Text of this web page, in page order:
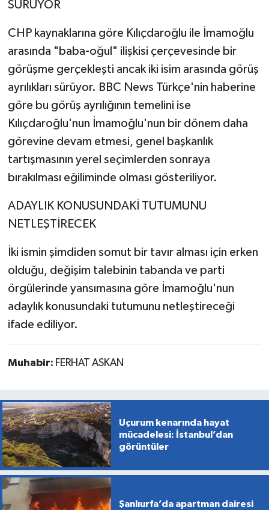
SÜRÜYOR
CHP kaynaklarına göre Kılıçdaroğlu ile İmamoğlu
arasında "baba-oğul" ilişkisi çerçevesinde bir
görüşme gerçekleşti ancak iki isim arasında görüş
ayrılıkları sürüyor. BBC News Türkçe'nin haberine
göre bu görüş ayrılığının temelini ise
Kılıçdaroğlu'nun İmamoğlu'nun bir dönem daha
görevine devam etmesi, genel başkanlık
tartışmasının yerel seçimlerden sonraya
bırakılması eğiliminde olması gösteriliyor.
ADAYLIK KONUSUNDAKİ TUTUMUNU
NETLEŞTİRECEK
İki ismin şimdiden somut bir tavır alması için erken
olduğu, değişim talebinin tabanda ve parti
örgülerinde yansımasına göre İmamoğlu'nun
adaylık konusundaki tutumunu netleştireceği
ifade ediliyor.
Muhabir: FERHAT ASKAN
Uçurum kenarında hayat
mücadelesi: İstanbul’dan
görüntüler
Şanlıurfa’da apartman dairesi